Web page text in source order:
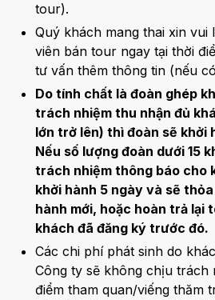
tour).
Quý khách mang thai xin vui
viên bán tour ngay tại thời
tư vấn thêm thông tin (nếu
Do tính chất là đoàn ghép
trách nhiệm thu nhận đủ
lớn trở lên) thì đoàn sẽ khởi
Nếu số lượng đoàn dưới 15
trách nhiệm thông báo cho
khởi hành 5 ngày và sẽ
hành mới, hoặc hoàn trả lại
khách đã đăng ký trước đó.
Các chi phí phát sinh do
Công ty sẽ không chịu trách
điểm tham quan/viếng thăm